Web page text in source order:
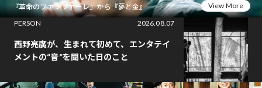
『革命のファンファーレ』から『夢と金』
View More
PERSON
2026.08.07
西野亮廣が、生まれて初めて、エンタテイ
メントの“音”を聞いた日のこと